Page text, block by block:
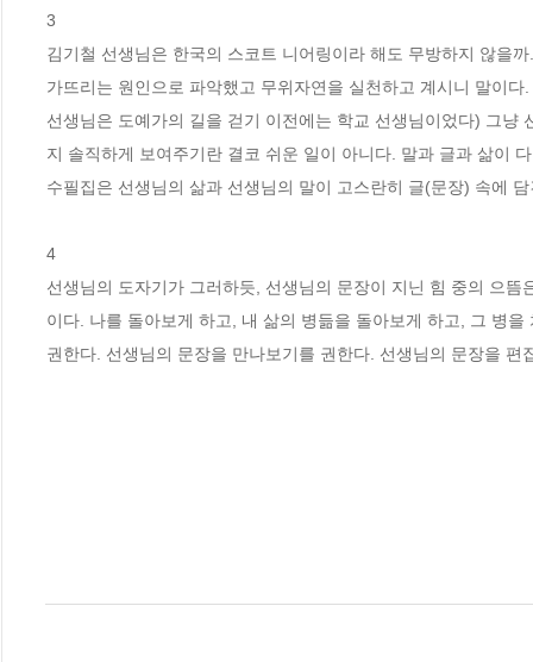
3
김기철 선생님은 한국의 스코트 니어링이라 해도 무방하지 않을
가뜨리는 원인으로 파악했고 무위자연을 실천하고 계시니 말이
선생님은 도예가의 길을 걷기 이전에는 학교 선생님이었다) 그
지 솔직하게 보여주기란 결코 쉬운 일이 아니다. 말과 글과 삶이
수필집은 선생님의 삶과 선생님의 말이 고스란히 글(문장) 속에
4
선생님의 도자기가 그러하듯, 선생님의 문장이 지닌 힘 중의 으뜸
이다. 나를 돌아보게 하고, 내 삶의 병듦을 돌아보게 하고, 그 병
권한다. 선생님의 문장을 만나보기를 권한다. 선생님의 문장을